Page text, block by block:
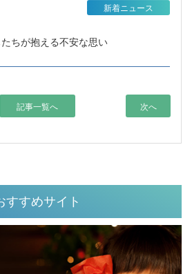
ちが抱える不安な思い
新着ニュース
記事一覧へ 次へ
すすめサイト